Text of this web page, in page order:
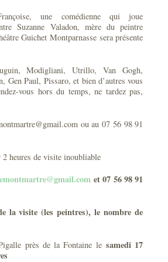
une comédienne qui joue
Suzanne Valadon, mère du peintre
Guichet Montparnasse sera présente
Modigliani, Utrillo, Van Gogh,
Gen Paul, Pissaro, et bien d’autres vous
vous hors du temps, ne tardez pas,
ou au 07 56 98 91
heures de visite inoubliable
et 07 56 98 91
la visite (les peintres), le nombre de
près de la Fontaine lesamedi 17